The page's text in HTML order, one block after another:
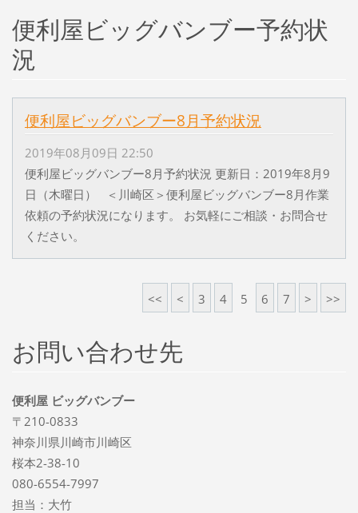
便利屋ビッグバンブー予約状
況
便利屋ビッグバンブー8月予約状況
2019年08月09日 22:50
便利屋ビッグバンブー8月予約状況 更新日：2019年8月9
日（木曜日） ＜川崎区＞便利屋ビッグバンブー8月作業
依頼の予約状況になります。 お気軽にご相談・お問合せ
ください。
<< < 3 4 5 6 7 > >>
お問い合わせ先
便利屋 ビッグバンブー
〒210-0833
神奈川県川崎市川崎区
桜本2-38-10
080-6554-7997
担当：大竹